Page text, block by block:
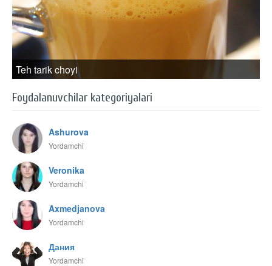
Teh tarik choyi
Foydalanuvchilar kategoriyalari
Ashurova
Yordamchi
Veronika
Yordamchi
Axmedjanova
Yordamchi
Дания
Yordamchi